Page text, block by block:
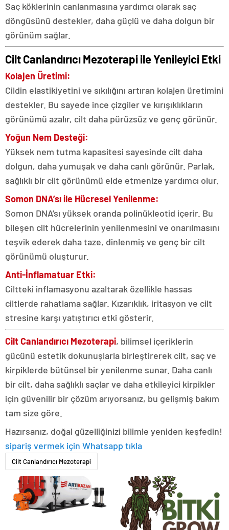
Saç köklerinin canlanmasına yardımcı olarak saç
döngüsünü destekler, daha güçlü ve daha dolgun bir
görünüm sağlar.
Cilt Canlandırıcı Mezoterapi ile Yenileyici Etki
Kolajen Üretimi:
Cildin elastikiyetini ve sıkılığını artıran kolajen üretimini
destekler. Bu sayede ince çizgiler ve kırışıklıkların
görünümü azalır, cilt daha pürüzsüz ve genç görünür.
Yoğun Nem Desteği:
Yüksek nem tutma kapasitesi sayesinde cilt daha
dolgun, daha yumuşak ve daha canlı görünür. Parlak,
sağlıklı bir cilt görünümü elde etmenize yardımcı olur.
Somon DNA’sı ile Hücresel Yenilenme:
Somon DNA’sı yüksek oranda polinükleotid içerir. Bu
bileşen cilt hücrelerinin yenilenmesini ve onarılmasını
teşvik ederek daha taze, dinlenmiş ve genç bir cilt
görünümü oluşturur.
Anti-İnflamatuar Etki:
Ciltteki inflamasyonu azaltarak özellikle hassas
ciltlerde rahatlama sağlar. Kızarıklık, iritasyon ve cilt
stresine karşı yatıştırıcı etki gösterir.
Cilt Canlandırıcı Mezoterapi, bilimsel içeriklerin
gücünü estetik dokunuşlarla birleştirerek cilt, saç ve
kirpiklerde bütünsel bir yenilenme sunar. Daha canlı
bir cilt, daha sağlıklı saçlar ve daha etkileyici kirpikler
için güvenilir bir çözüm arıyorsanız, bu gelişmiş bakım
tam size göre.
Hazırsanız, doğal güzelliğinizi bilimle yeniden keşfedin!
sipariş vermek için Whatsapp tıkla
Cilt Canlandırıcı Mezoterapi